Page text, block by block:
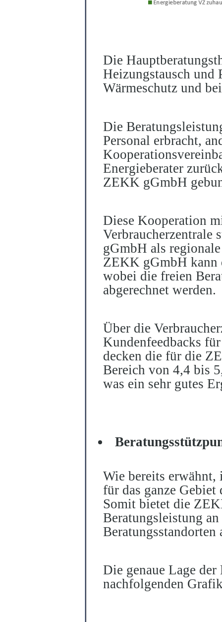
Die
Heizungstausch
Wärmeschutz und
Die
Personal erbracht,
Energieberater
ZEKK gGmbH
Diese Kooperation
Verbraucherzentrale
gGmbH als
ZEKK gGmbH kann
wobei die freien
abgerechnet werden.
Über die
Kundenfeedbacks
decken die für die
Bereich von 4,4 bis
was ein sehr gutes
Wie bereits
für das ganze
Somit bietet die
Beratungsleistung
Beratungsstandorten
Die genaue Lage
nachfolgenden